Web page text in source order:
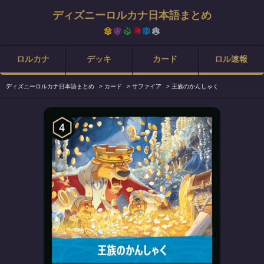
ディズニーロルカナ日本語まとめ
ロルカナ デッキ カード ロル速報
ディズニーロルカナ日本語まとめ > カード > サファイア > 王族のかんしゃく